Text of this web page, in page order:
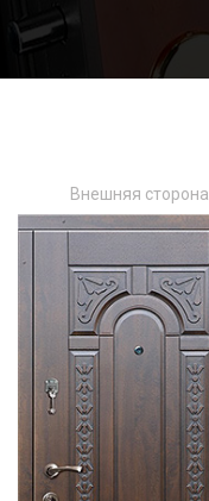
Внешняя сторона